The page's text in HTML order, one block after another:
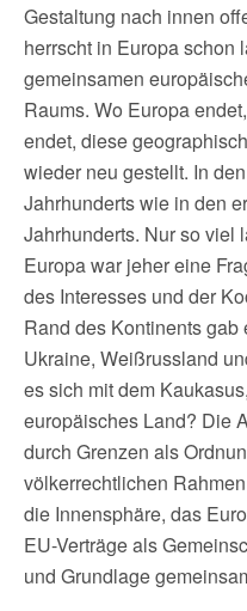
Gestaltung nach innen
herrscht in Europa schon
gemeinsamen
Raums. Wo Europa
endet, diese
wieder neu gestellt. In
Jahrhunderts wie in den
Jahrhunderts. Nur so viel
Europa war jeher eine
des Interesses und der
Rand des Kontinents gab
Ukraine, Weißrussland
es sich mit dem
europäisches Land? Die
durch Grenzen als
völkerrechtlichen
die Innensphäre, das
EU-Verträge als
und Grundlage